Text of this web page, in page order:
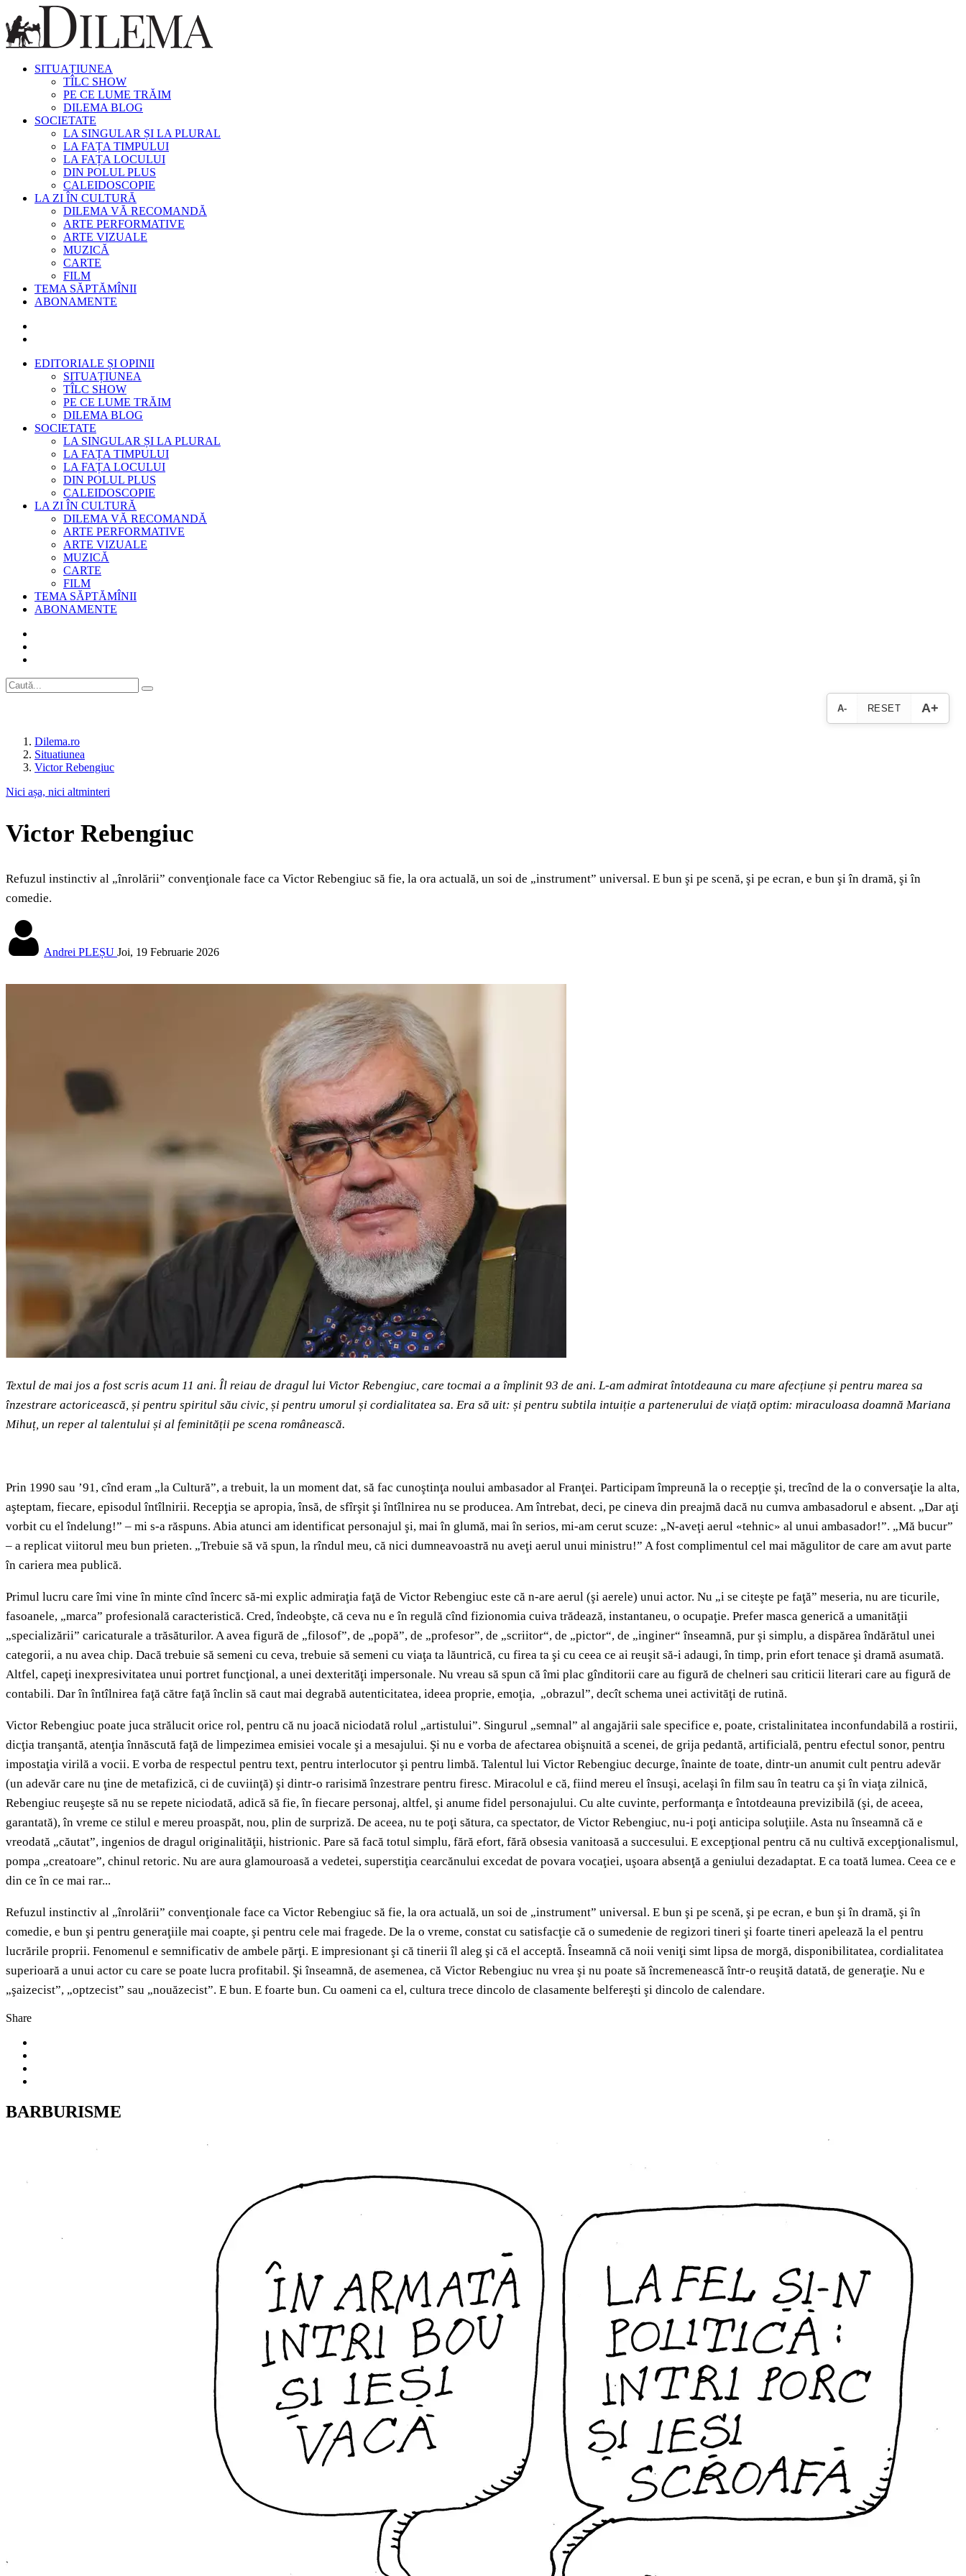
SITUAȚIUNEA
TÎLC SHOW
PE CE LUME TRĂIM
DILEMA BLOG
SOCIETATE
LA SINGULAR ȘI LA PLURAL
LA FAȚA TIMPULUI
LA FAȚA LOCULUI
DIN POLUL PLUS
CALEIDOSCOPIE
LA ZI ÎN CULTURĂ
DILEMA VĂ RECOMANDĂ
ARTE PERFORMATIVE
ARTE VIZUALE
MUZICĂ
CARTE
FILM
TEMA SĂPTĂMÎNII
ABONAMENTE
EDITORIALE ȘI OPINII
SITUAȚIUNEA
TÎLC SHOW
PE CE LUME TRĂIM
DILEMA BLOG
SOCIETATE
LA SINGULAR ȘI LA PLURAL
LA FAȚA TIMPULUI
LA FAȚA LOCULUI
DIN POLUL PLUS
CALEIDOSCOPIE
LA ZI ÎN CULTURĂ
DILEMA VĂ RECOMANDĂ
ARTE PERFORMATIVE
ARTE VIZUALE
MUZICĂ
CARTE
FILM
TEMA SĂPTĂMÎNII
ABONAMENTE
A- RESET A+
Dilema.ro
Situatiunea
Victor Rebengiuc
Nici așa, nici altminteri
Victor Rebengiuc
Refuzul instinctiv al „înrolării” convenţionale face ca Victor Rebengiuc să fie, la ora actuală, un soi de „instrument” universal. E bun şi pe scenă, şi pe ecran, e bun şi în dramă, şi în
comedie.
Andrei PLEȘU Joi, 19 Februarie 2026
Textul de mai jos a fost scris acum 11 ani. Îl reiau de dragul lui Victor Rebengiuc, care tocmai a a împlinit 93 de ani. L-am admirat întotdeauna cu mare afecțiune și pentru marea sa
înzestrare actoricească, și pentru spiritul său civic, și pentru umorul și cordialitatea sa. Era să uit: și pentru subtila intuiție a partenerului de viață optim: miraculoasa doamnă Mariana
Mihuț, un reper al talentului și al feminității pe scena românească.
Prin 1990 sau ’91, cînd eram „la Cultură”, a trebuit, la un moment dat, să fac cunoştinţa noului ambasador al Franţei. Participam împreună la o recepţie şi, trecînd de la o conversaţie la alta,
aşteptam, fiecare, episodul întîlnirii. Recepţia se apropia, însă, de sfîrşit şi întîlnirea nu se producea. Am întrebat, deci, pe cineva din preajmă dacă nu cumva ambasadorul e absent. „Dar aţi
vorbit cu el îndelung!” – mi s-a răspuns. Abia atunci am identificat personajul şi, mai în glumă, mai în serios, mi-am cerut scuze: „N-aveţi aerul «tehnic» al unui ambasador!”. „Mă bucur”
– a replicat viitorul meu bun prieten. „Trebuie să vă spun, la rîndul meu, că nici dumneavoastră nu aveţi aerul unui ministru!” A fost complimentul cel mai măgulitor de care am avut parte
în cariera mea publică.
Primul lucru care îmi vine în minte cînd încerc să-mi explic admiraţia faţă de Victor Rebengiuc este că n-are aerul (şi aerele) unui actor. Nu „i se citeşte pe faţă” meseria, nu are ticurile,
fasoanele, „marca” profesională caracteristică. Cred, îndeobşte, că ceva nu e în regulă cînd fizionomia cuiva trădează, instantaneu, o ocupaţie. Prefer masca generică a umanităţii
„specializării” caricaturale a trăsăturilor. A avea figură de „filosof”, de „popă”, de „profesor”, de „scriitor“, de „pictor“, de „inginer“ înseamnă, pur şi simplu, a dispărea îndărătul unei
categorii, a nu avea chip. Dacă trebuie să semeni cu ceva, trebuie să semeni cu viaţa ta lăuntrică, cu firea ta şi cu ceea ce ai reuşit să-i adaugi, în timp, prin efort tenace şi dramă asumată.
Altfel, capeţi inexpresivitatea unui portret funcţional, a unei dexterităţi impersonale. Nu vreau să spun că îmi plac gînditorii care au figură de chelneri sau criticii literari care au figură de
contabili. Dar în întîlnirea faţă către faţă înclin să caut mai degrabă autenticitatea, ideea proprie, emoţia, „obrazul”, decît schema unei activităţi de rutină.
Victor Rebengiuc poate juca strălucit orice rol, pentru că nu joacă niciodată rolul „artistului”. Singurul „semnal” al angajării sale specifice e, poate, cristalinitatea inconfundabilă a rostirii,
dicţia tranşantă, atenţia înnăscută faţă de limpezimea emisiei vocale şi a mesajului. Şi nu e vorba de afectarea obişnuită a scenei, de grija pedantă, artificială, pentru efectul sonor, pentru
impostaţia virilă a vocii. E vorba de respectul pentru text, pentru interlocutor şi pentru limbă. Talentul lui Victor Rebengiuc decurge, înainte de toate, dintr-un anumit cult pentru adevăr
(un adevăr care nu ţine de metafizică, ci de cuviinţă) şi dintr-o rarisimă înzestrare pentru firesc. Miracolul e că, fiind mereu el însuşi, acelaşi în film sau în teatru ca şi în viaţa zilnică,
Rebengiuc reuşeşte să nu se repete niciodată, adică să fie, în fiecare personaj, altfel, şi anume fidel personajului. Cu alte cuvinte, performanţa e întotdeauna previzibilă (şi, de aceea,
garantată), în vreme ce stilul e mereu proaspăt, nou, plin de surpriză. De aceea, nu te poţi sătura, ca spectator, de Victor Rebengiuc, nu-i poţi anticipa soluţiile. Asta nu înseamnă că e
vreodată „căutat”, ingenios de dragul originalităţii, histrionic. Pare să facă totul simplu, fără efort, fără obsesia vanitoasă a succesului. E excepţional pentru că nu cultivă excepţionalismul,
pompa „creatoare”, chinul retoric. Nu are aura glamouroasă a vedetei, superstiţia cearcănului excedat de povara vocaţiei, uşoara absenţă a geniului dezadaptat. E ca toată lumea. Ceea ce e
din ce în ce mai rar...
Refuzul instinctiv al „înrolării” convenţionale face ca Victor Rebengiuc să fie, la ora actuală, un soi de „instrument” universal. E bun şi pe scenă, şi pe ecran, e bun şi în dramă, şi în
comedie, e bun şi pentru generaţiile mai coapte, şi pentru cele mai fragede. De la o vreme, constat cu satisfacţie că o sumedenie de regizori tineri şi foarte tineri apelează la el pentru
lucrările proprii. Fenomenul e semnificativ de ambele părţi. E impresionant şi că tinerii îl aleg şi că el acceptă. Înseamnă că noii veniţi simt lipsa de morgă, disponibilitatea, cordialitatea
superioară a unui actor cu care se poate lucra profitabil. Şi înseamnă, de asemenea, că Victor Rebengiuc nu vrea şi nu poate să încremenească într-o reuşită datată, de generaţie. Nu e
„şaizecist”, „optzecist” sau „nouăzecist”. E bun. E foarte bun. Cu oameni ca el, cultura trece dincolo de clasamente belfereşti şi dincolo de calendare.
Share
BARBURISME